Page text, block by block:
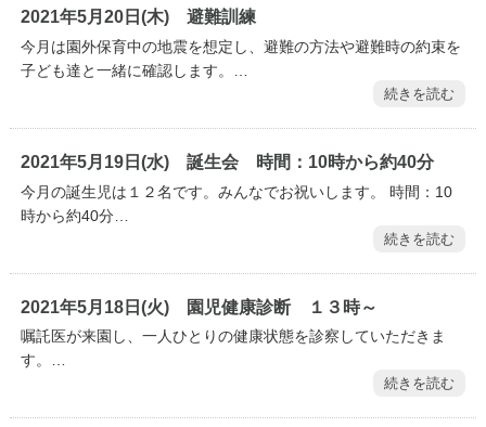
2021年5月20日(木) 避難訓練
今月は園外保育中の地震を想定し、避難の方法や避難時の約束を
子ども達と一緒に確認します。…
続きを読む
2021年5月19日(水) 誕生会 時間：10時から約40分
今月の誕生児は１２名です。みんなでお祝いします。 時間：10
時から約40分…
続きを読む
2021年5月18日(火) 園児健康診断 １３時～
嘱託医が来園し、一人ひとりの健康状態を診察していただきま
す。…
続きを読む